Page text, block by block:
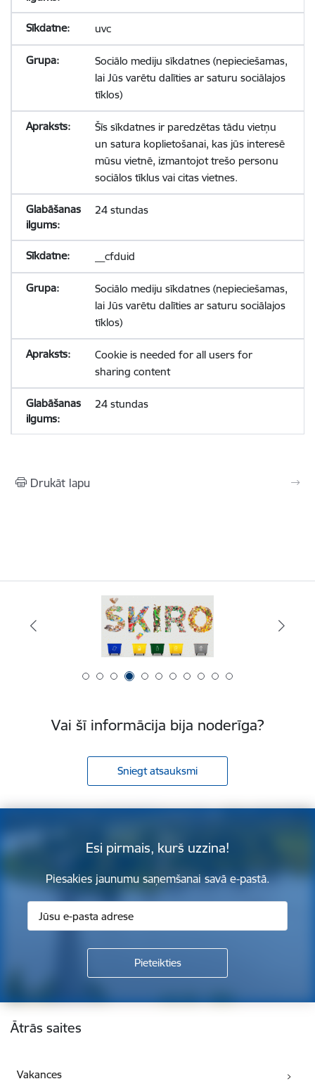
uvc
Sociālo mediju sīkdatnes (nepieciešamas,
lai Jūs varētu dalīties ar saturu sociālajos
tīklos)
Šīs sīkdatnes ir paredzētas tādu vietņu
un satura koplietošanai, kas jūs interesē
mūsu vietnē, izmantojot trešo personu
sociālos tīklus vai citas vietnes.
24 stundas
__cfduid
Sociālo mediju sīkdatnes (nepieciešamas,
lai Jūs varētu dalīties ar saturu sociālajos
tīklos)
Cookie is needed for all users for
sharing content
24 stundas
Drukāt lapu
Vai šī informācija bija noderīga?
Sniegt atsauksmi
Esi pirmais, kurš uzzina!
Piesakies jaunumu saņemšanai savā e-pastā.
Kājene
Ātrās saites
Vakances